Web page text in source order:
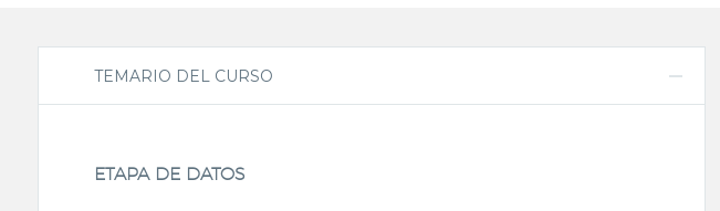
TEMARIO DEL CURSO
ETAPA DE DATOS